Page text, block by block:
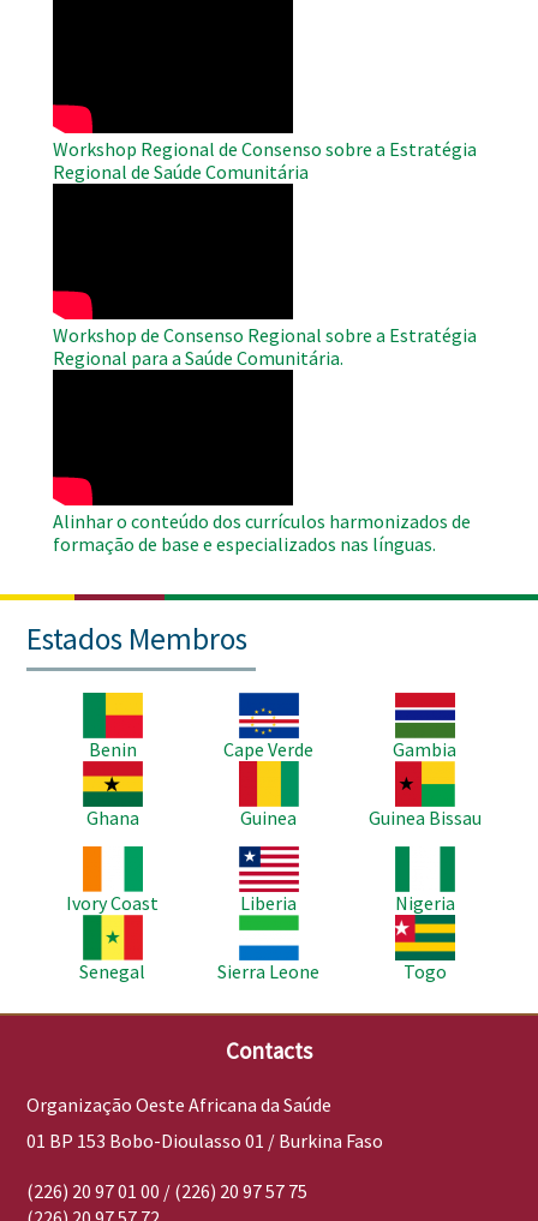
Workshop Regional de Consenso sobre a Estratégia
Regional de Saúde Comunitária
Workshop de Consenso Regional sobre a Estratégia
Regional para a Saúde Comunitária.
Alinhar o conteúdo dos currículos harmonizados de
formação de base e especializados nas línguas.
Estados Membros
Benin
Imagem
Cape Verde
Imagem
Gambia
Imagem
Ghana
Guinea
Imagem
Guinea Bissau
Ivory Coast
Imagem
Liberia
Nigeria
Imagem
Senegal
Imagem
Sierra Leone
Imagem
Togo
Contacts
Organização Oeste Africana da Saúde
01 BP 153 Bobo-Dioulasso 01 / Burkina Faso
(226) 20 97 01 00 / (226) 20 97 57 75